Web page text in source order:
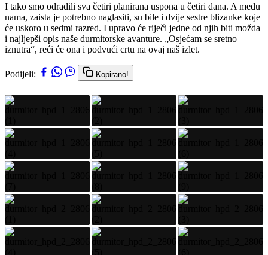
I tako smo odradili sva četiri planirana uspona u četiri dana. A među
nama, zaista je potrebno naglasiti, su bile i dvije sestre blizanke koje
će uskoro u sedmi razred. I upravo će riječi jedne od njih biti možda
i najljepši opis naše durmitorske avanture. „Osjećam se sretno
iznutra“, reći će ona i podvući crtu na ovaj naš izlet.
Podijeli: Kopirano!